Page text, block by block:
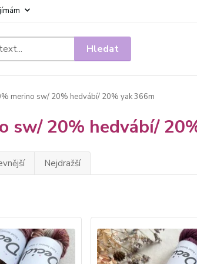
Hledat
merino sw/ 20% hedvábí/ 20% yak 366m
sw/ 20% hedvábí/
Nejdražší